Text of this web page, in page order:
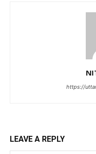
https://
LEAVE A REPLY